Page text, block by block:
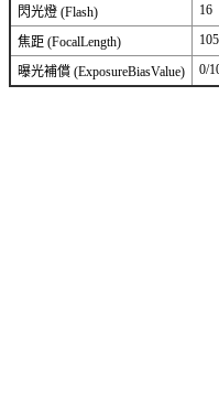
閃光燈 (Flash) 16
焦距 (FocalLength)
曝光補償 (ExposureBiasValue) 0/